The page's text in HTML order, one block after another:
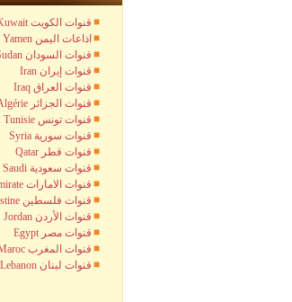
Kuwait قنوات الكويت
Yamen اذاعات اليمن
Sudan قنوات السودان
Iran قنوات إيران
Iraq قنوات العراق
Algérie قنوات الجزائر
Tunisie قنوات تونس
Syria قنوات سورية
Qatar قنوات قطر
Saudi قنوات سعودية
Emirate قنوات الامارات
Palestine قنوات فلسطين
Jordan قنوات الأردن
Egypt قنوات مصر
Maroc قنوات المغرب
Lebanon قنوات لبنان